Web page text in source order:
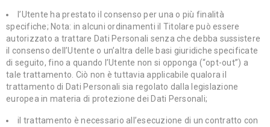
l’Utente ha prestato il consenso per una o più finalità
specifiche; Nota: in alcuni ordinamenti il Titolare può essere
autorizzato a trattare Dati Personali senza che debba sussistere
il consenso dell’Utente o un’altra delle basi giuridiche specificate
di seguito, fino a quando l’Utente non si opponga (“opt-out”) a
tale trattamento. Ciò non è tuttavia applicabile qualora il
trattamento di Dati Personali sia regolato dalla legislazione
europea in materia di protezione dei Dati Personali;
il trattamento è necessario all’esecuzione di un contratto con